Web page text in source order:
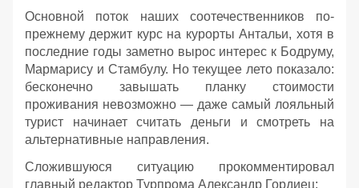
Основной поток наших соотечественников по-
прежнему держит курс на курорты Антальи, хотя в
последние годы заметно вырос интерес к Бодруму,
Мармарису и Стамбулу. Но текущее лето показало:
бесконечно завышать планку стоимости
проживания невозможно — даже самый лояльный
турист начинает считать деньги и смотреть на
альтернативные направления.
Сложившуюся ситуацию прокомментировал
главный редактор Турпрома Александр Гордиец: